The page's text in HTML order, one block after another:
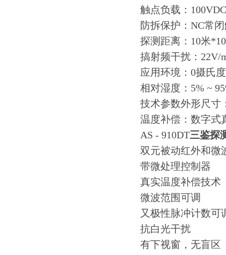
触点负载：
防拆保护：NC常
探测距离：10米
搞射频干扰：22V/
应用环境：0摄氏
相对湿度：5% ~
技术参数外形尺寸
温度补偿：数字式
AS - 910DT三鉴探
双元被动红外和微
带微处理控制器
真实温度补偿技术
微波范围可调
又极性脉冲计数可
抗白光干扰
有下视窗，无盲区